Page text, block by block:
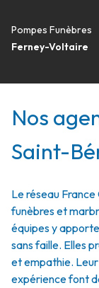
Pompes Funèbres
Ferney-Voltaire
Nos
Saint-
Le réseau
funèbres et
équipes y
sans faille. Elles
et empathie.
expérience font